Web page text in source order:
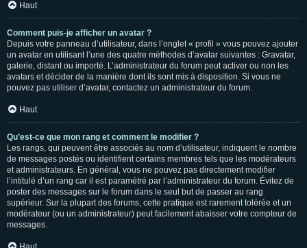
Haut
Comment puis-je afficher un avatar ?
Depuis votre panneau d’utilisateur, dans l’onglet « profil » vous pouvez ajouter
un avatar en utilisant l’une des quatre méthodes d’avatar suivantes : Gravatar,
galerie, distant ou importé. L’administrateur du forum peut activer ou non les
avatars et décider de la manière dont ils sont mis à disposition. Si vous ne
pouvez pas utiliser d’avatar, contactez un administrateur du forum.
Haut
Qu’est-ce que mon rang et comment le modifier ?
Les rangs, qui peuvent être associés au nom d’utilisateur, indiquent le nombre
de messages postés ou identifient certains membres tels que les modérateurs
et administrateurs. En général, vous ne pouvez pas directement modifier
l’intitulé d’un rang car il est paramétré par l’administrateur du forum. Évitez de
poster des messages sur le forum dans le seul but de passer au rang
supérieur. Sur la plupart des forums, cette pratique est rarement tolérée et un
modérateur (ou un administrateur) peut facilement abaisser votre compteur de
messages.